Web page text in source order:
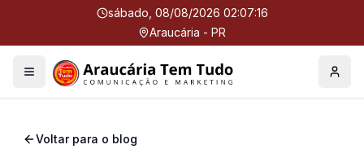
sábado, 08/08/2026 02:07:17
Araucária - PR
Menu Perfil
Voltar para o blog